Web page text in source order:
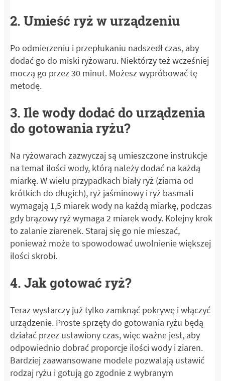
2. Umieść ryż w urządzeniu
Po odmierzeniu i przepłukaniu nadszedł czas, aby
dodać go do miski ryżowaru. Niektórzy też wcześniej
moczą go przez 30 minut. Możesz wypróbować tę
metodę.
3. Ile wody dodać do urządzenia
do gotowania ryżu?
Na ryżowarach zazwyczaj są umieszczone instrukcje
na temat ilości wody, którą należy dodać na każdą
miarkę. W wielu przypadkach biały ryż (ziarna od
krótkich do długich), ryż jaśminowy i ryż basmati
wymagają 1,5 miarek wody na każdą miarkę, podczas
gdy brązowy ryż wymaga 2 miarek wody. Kolejny krok
to zalanie ziarenek. Staraj się go nie mieszać,
ponieważ może to spowodować uwolnienie większej
ilości skrobi.
4. Jak gotować ryż?
Teraz wystarczy już tylko zamknąć pokrywę i włączyć
urządzenie. Proste sprzęty do gotowania ryżu będą
działać przez ustawiony czas, więc ważne jest, aby
odpowiednio dobrać proporcje ilości wody i ziaren.
Bardziej zaawansowane modele pozwalają ustawić
rodzaj ryżu i gotują go zgodnie z wybranym